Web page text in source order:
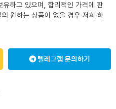
하고 있으며, 합리적인 가격에 판
원하는 상품이 없을 경우 저희 하
텔레그램 문의하기